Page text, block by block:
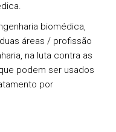
biomédica,
áreas / profissão
na luta contra as
podem ser usados
por